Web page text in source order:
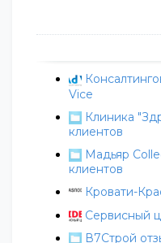
Vice
Клиника
клиентов
Мадьяр
клиентов
Кровати-
Сервисный
В7Строй